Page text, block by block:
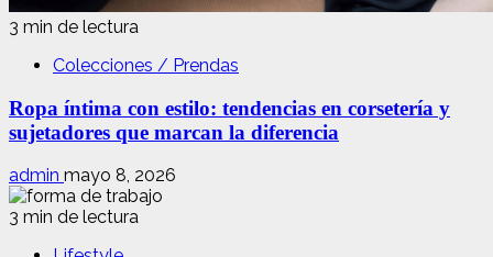
3 min de lectura
Colecciones / Prendas
Ropa íntima con estilo: tendencias en corsetería y
sujetadores que marcan la diferencia
admin mayo 8, 2026
3 min de lectura